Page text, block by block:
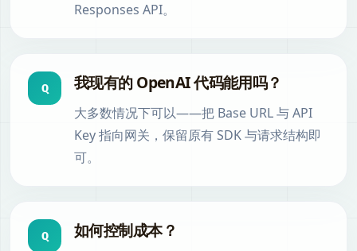
Responses API。
Q 我现有的 OpenAI 代码能用吗？
大多数情况下可以——把 Base URL 与 API
Key 指向网关，保留原有 SDK 与请求结构即
可。
Q 如何控制成本？